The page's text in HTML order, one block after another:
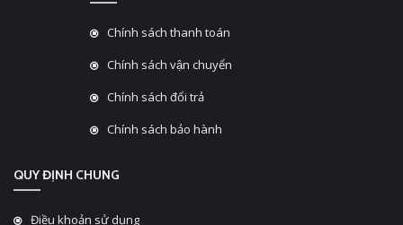
Chính sách thanh toán
Chính sách vận chuyển
Chính sách đổi trả
Chính sách bảo hành
QUY ĐỊNH CHUNG
Điều khoản sử dụng